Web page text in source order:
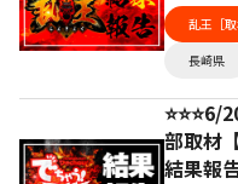
乱王［
長崎県
部取材
結果報